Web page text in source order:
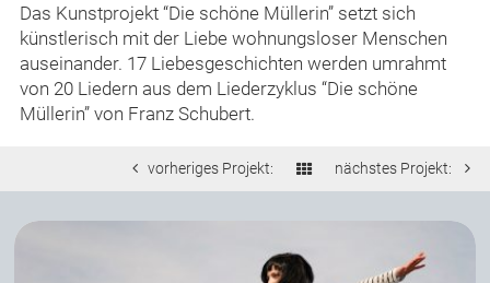
Das Kunstprojekt “Die schöne Müllerin” setzt sich
künstlerisch mit der Liebe wohnungsloser Menschen
auseinander. 17 Liebesgeschichten werden umrahmt
von 20 Liedern aus dem Liederzyklus “Die schöne
Müllerin” von Franz Schubert.
vorheriges Projekt: nächstes Projekt: